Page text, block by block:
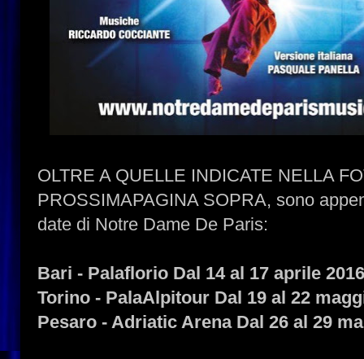
OLTRE A QUELLE INDICATE NELLA
PROSSIMAPAGINA SOPRA, sono
date di Notre Dame De Paris:
Bari - Palaflorio Dal 14 al 17 aprile 2016
Torino - PalaAlpitour Dal 19 al 22
Pesaro - Adriatic Arena Dal 26 al 29